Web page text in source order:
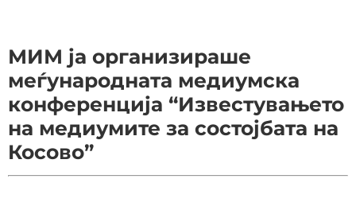
МИМ ја организираше
меѓународната медиумска
конференција “Известувањето
на медиумите за состојбата на
Косово”